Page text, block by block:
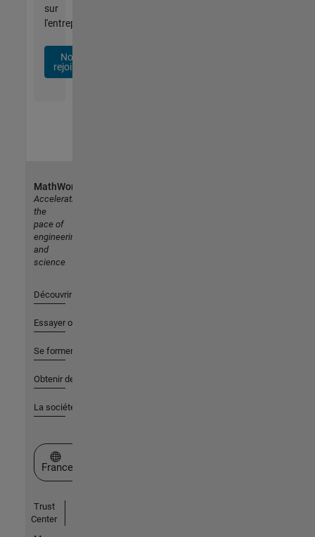
sur
l'entreprise.
Nous
rejoindre
MathWorks
Accelerating
the
pace of
engineering
and
science
Découvrir les produits
Essayer ou acheter
Se former
Obtenir de l'aide
La société
Sélectionner un site web
France
Trust
Center